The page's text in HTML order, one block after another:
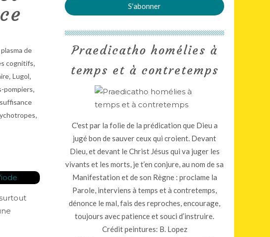
plasma de
cognitifs,
, Lugol,
pompiers,
,
Praedicatho homélies à
temps et à contretemps
C'est par la folie de la prédication que Dieu a
jugé bon de sauver ceux qui croient. Devant
Dieu, et devant le Christ Jésus qui va juger les
vivants et les morts, je t’en conjure, au nom de sa
Manifestation et de son Règne : proclame la
Parole, interviens à temps et à contretemps,
dénonce le mal, fais des reproches, encourage,
toujours avec patience et souci d’instruire.
Crédit peintures: B. Lopez